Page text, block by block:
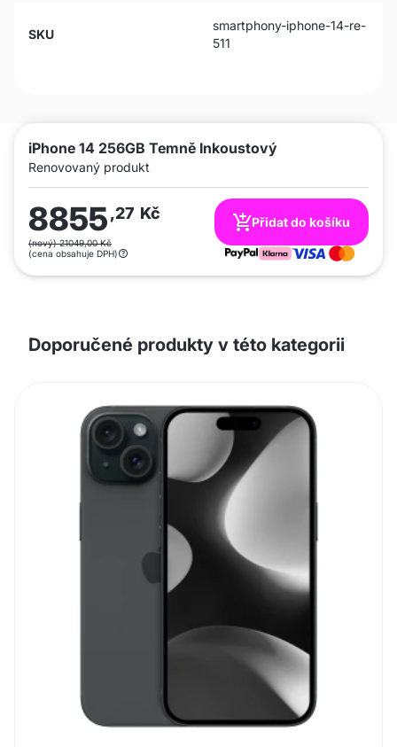
iPhone 14 256GB Temně Inkoustový
Renovovaný produkt
8855,27 Kč
(nový) 21049,00 Kč
(cena obsahuje DPH)
Přidat do košíku
SKU
smartphony-iphone-14-re-
511
Doporučené produkty v této kategorii